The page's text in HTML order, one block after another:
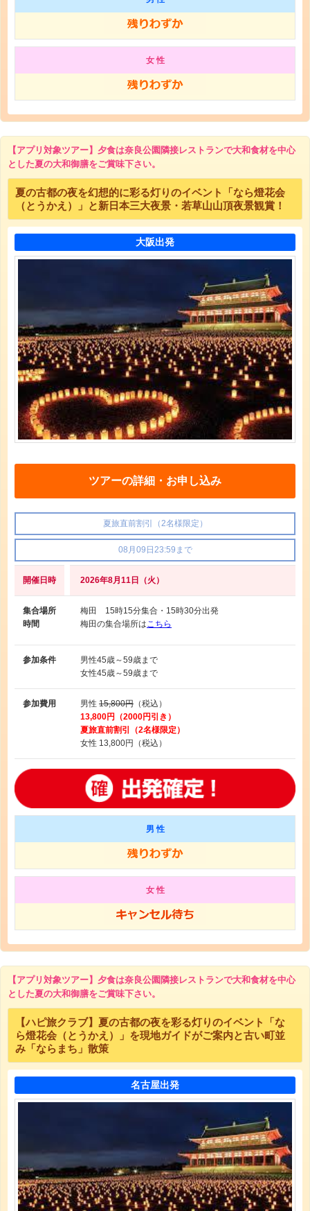
女 性
【アプリ対象ツアー】夕食は奈良公園隣接レストランで大和食材を中心
とした夏の大和御膳をご賞味下さい。
夏の古都の夜を幻想的に彩る灯りのイベント「なら燈花会
（とうかえ）」と新日本三大夜景・若草山山頂夜景観賞！
大阪出発
ツアーの詳細・お申し込み
夏旅直前割引（2名様限定）
08月09日23:59まで
開催日時 2026年8月11日（火）
集合場所
時間
梅田 15時15分集合・15時30分出発
梅田の集合場所はこちら
参加条件 男性45歳～59歳まで
女性45歳～59歳まで
参加費用 男性 15,800円 （税込）
13,800円（2000円引き）
夏旅直前割引（2名様限定）
女性 13,800円（税込）
男 性
女 性
【アプリ対象ツアー】夕食は奈良公園隣接レストランで大和食材を中心
とした夏の大和御膳をご賞味下さい。
【ハピ旅クラブ】夏の古都の夜を彩る灯りのイベント「な
ら燈花会（とうかえ）」を現地ガイドがご案内と古い町並
み「ならまち」散策
名古屋出発